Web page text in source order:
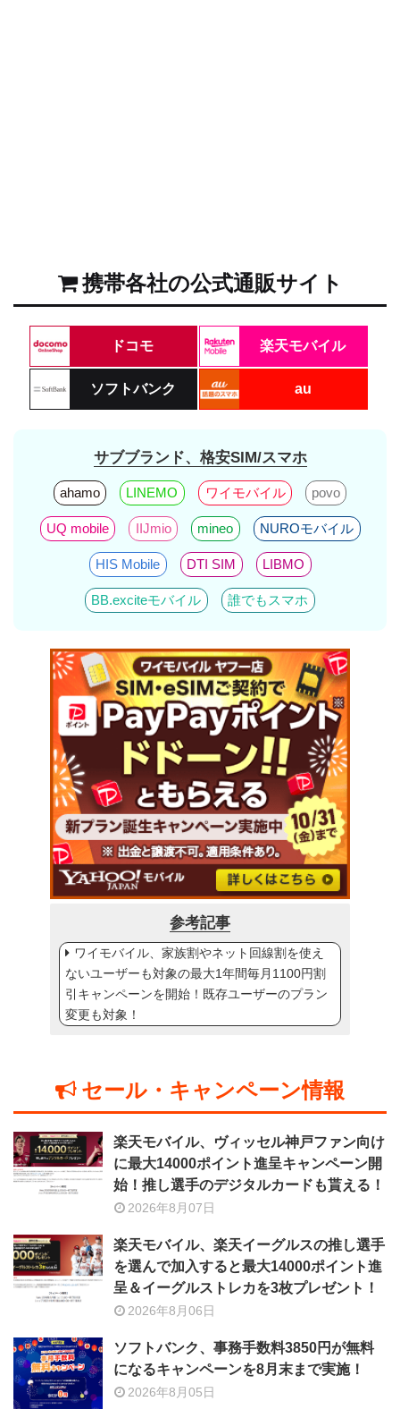
携帯各社の公式通販サイト
ドコモ 楽天モバイル
ソフトバンク au
サブブランド、格安SIM/スマホ
ahamo LINEMO ワイモバイル povo
UQ mobile IIJmio mineo NUROモバイル
HIS Mobile DTI SIM LIBMO
BB.exciteモバイル 誰でもスマホ
参考記事
ワイモバイル、家族割やネット回線割を使え
ないユーザーも対象の最大1年間毎月1100円割
引キャンペーンを開始！既存ユーザーのプラン
変更も対象！
セール・キャンペーン情報
楽天モバイル、ヴィッセル神戸ファン向け
に最大14000ポイント進呈キャンペーン開
始！推し選手のデジタルカードも貰える！
2026年8月07日
楽天モバイル、楽天イーグルスの推し選手
を選んで加入すると最大14000ポイント進
呈＆イーグルストレカを3枚プレゼント！
2026年8月06日
ソフトバンク、事務手数料3850円が無料
になるキャンペーンを8月末まで実施！
2026年8月05日